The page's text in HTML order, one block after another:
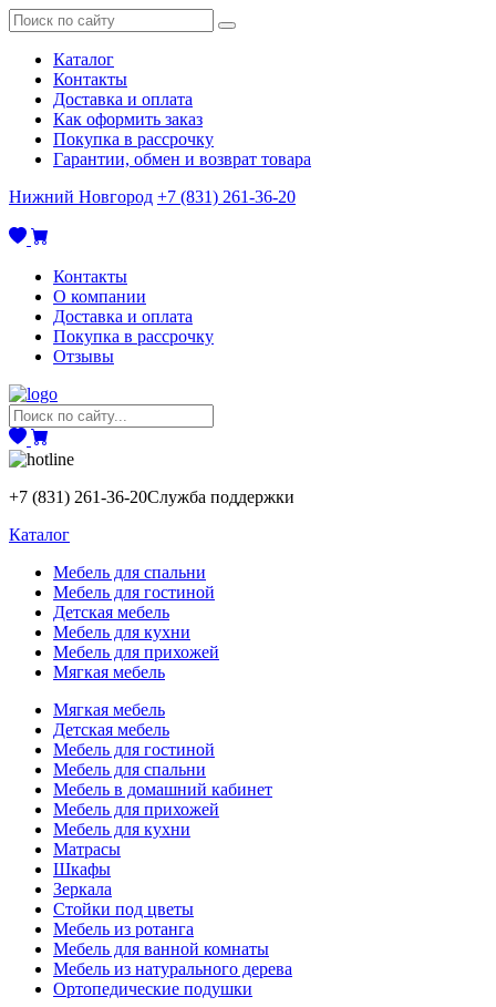
Каталог
Контакты
Доставка и оплата
Как оформить заказ
Покупка в рассрочку
Гарантии, обмен и возврат товара
Нижний Новгород +7 (831) 261-36-20
Контакты
О компании
Доставка и оплата
Покупка в рассрочку
Отзывы
+7 (831) 261-36-20Служба поддержки
Каталог
Мебель для спальни
Мебель для гостиной
Детская мебель
Мебель для кухни
Мебель для прихожей
Мягкая мебель
Мягкая мебель
Детская мебель
Мебель для гостиной
Мебель для спальни
Мебель в домашний кабинет
Мебель для прихожей
Мебель для кухни
Матрасы
Шкафы
Зеркала
Стойки под цветы
Мебель из ротанга
Мебель для ванной комнаты
Мебель из натурального дерева
Ортопедические подушки